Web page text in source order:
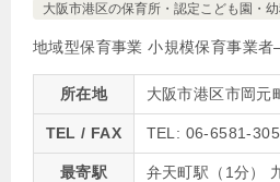
大阪市港区の保育所・認定こども園・
地域型保育事業 小規模保育事業
所在地 大阪市港区市岡元
TEL / FAX TEL: 06-6581-
最寄駅 弁天町駅（1分）